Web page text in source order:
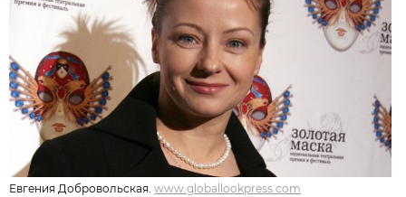
Евгения Добровольская. www.globallookpress.com